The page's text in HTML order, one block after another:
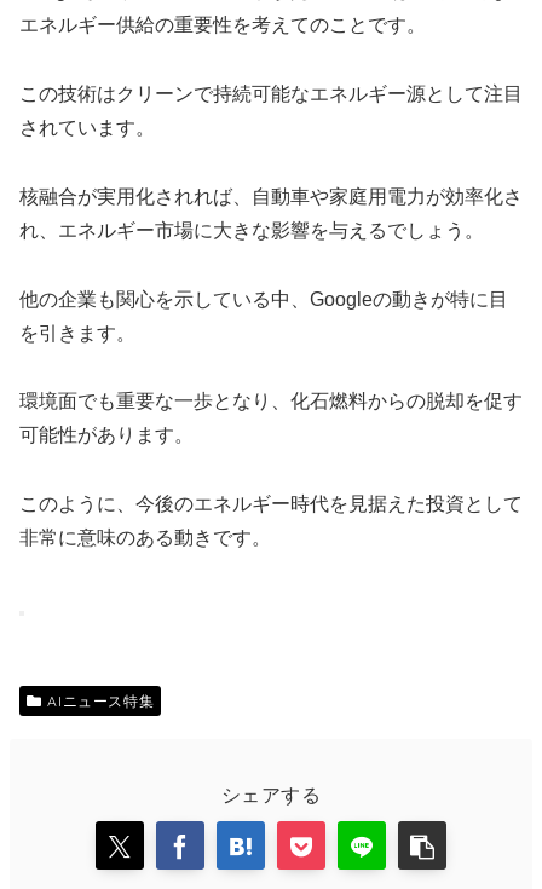
エネルギー供給の重要性を考えてのことです。
この技術はクリーンで持続可能なエネルギー源として注目
されています。
核融合が実用化されれば、自動車や家庭用電力が効率化さ
れ、エネルギー市場に大きな影響を与えるでしょう。
他の企業も関心を示している中、Googleの動きが特に目
を引きます。
環境面でも重要な一歩となり、化石燃料からの脱却を促す
可能性があります。
このように、今後のエネルギー時代を見据えた投資として
非常に意味のある動きです。
AIニュース特集
シェアする